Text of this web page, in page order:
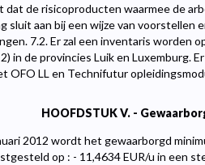
dat de risicoproducten waarmee de
sluit aan bij een wijze van voorstellen
7.2. Er zal een inventaris worden
in de provincies Luik en Luxemburg.
OFO LL en Technifutur
HOOFDSTUK V. -
2012 wordt het gewaarborgd
op : - 11,4634 EUR/u in een